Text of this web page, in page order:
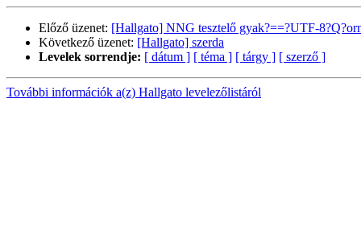
Előző üzenet: [Hallgato] NNG tesztelő gyak?==?UTF-
Következő üzenet: [Hallgato] szerda
Levelek sorrendje: [ dátum ] [ téma ] [ tárgy ] [ szerző ]
További információk a(z) Hallgato levelezőlistáról